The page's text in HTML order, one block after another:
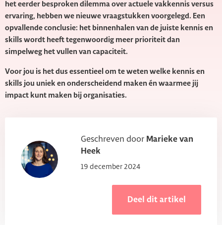
het eerder besproken dilemma over actuele vakkennis versus
ervaring, hebben we nieuwe vraagstukken voorgelegd. Een
opvallende conclusie: het binnenhalen van de juiste kennis en
skills wordt heeft tegenwoordig meer prioriteit dan
simpelweg het vullen van capaciteit.
Voor jou is het dus essentieel om te weten welke kennis en
skills jou uniek en onderscheidend maken én waarmee jij
impact kunt maken bij organisaties.
Geschreven door Marieke van
Heek
19 december 2024
Deel dit artikel